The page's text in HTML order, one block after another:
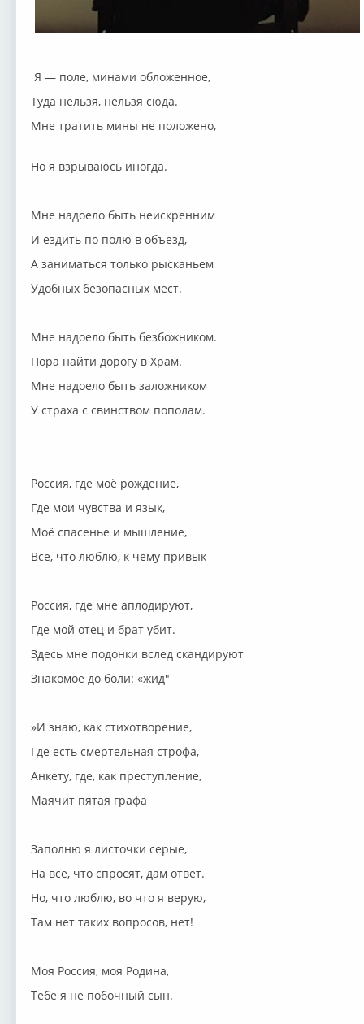
⁣Я — поле, минами обложенное,
Туда нельзя, нельзя сюда.
Мне тратить мины не положено,
Но я взрываюсь иногда.
Мне надоело быть неискренним
И ездить по полю в объезд,
А заниматься только рысканьем
Удобных безопасных мест.
Мне надоело быть безбожником.
Пора найти дорогу в Храм.
Мне надоело быть заложником
У страха с свинством пополам.
Россия, где моё рождение,
Где мои чувства и язык,
Моё спасенье и мышление,
Всё, что люблю, к чему привык
Россия, где мне аплодируют,
Где мой отец и брат убит.
Здесь мне подонки вслед скандируют
Знакомое до боли: «жид"
»И знаю, как стихотворение,
Где есть смертельная строфа,
Анкету, где, как преступление,
Маячит пятая графа
Заполню я листочки серые,
На всё, что спросят, дам ответ.
Но, что люблю, во что я верую,
Там нет таких вопросов, нет!
Моя Россия, моя Родина,
Тебе я не побочный сын.